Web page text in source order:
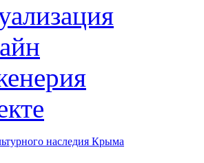
наследия Крыма